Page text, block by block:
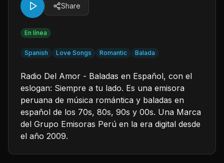
Share
En línea
Spanish Love Songs Romantic Balada
Radio Del Amor - Baladas en Español, con el
eslogan: Siempre a tu lado. Es una emisora
peruana de música romántica y baladas en
español de los 70s, 80s, 90s y 00s. Una Marca
del Grupo Emisoras Perú en la era digital desde
el año 2009.